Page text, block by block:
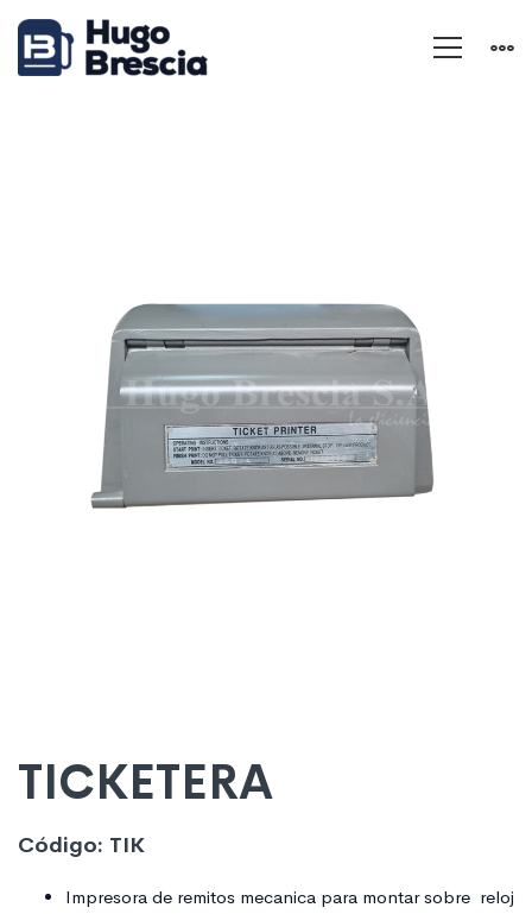
TICKETERA
Código: TIK
Impresora de remitos mecanica para montar sobre reloj